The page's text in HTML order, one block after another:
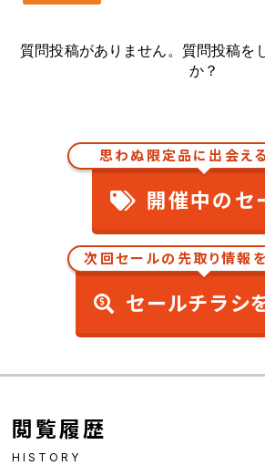
質問投稿がありません。質問投稿を
か？
思わぬ限定品に出会える
開催中のセ
次回セールの先取り情報を
セールチラシ
閲覧履歴
HISTORY